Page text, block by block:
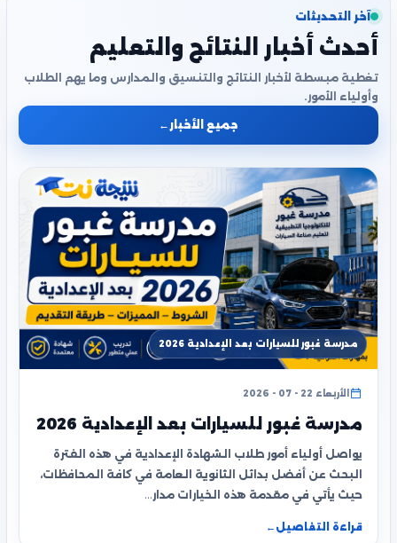
آخر التحديثات
أحدث أخبار النتائج والتعليم
تغطية مبسطة لأخبار النتائج والتنسيق والمدارس وما يهم الطلاب
وأولياء الأمور.
جميع الأخبار ←
مدرسة غبور للسيارات بعد الإعدادية 2026
الأربعاء 22 - 07 - 2026
مدرسة غبور للسيارات بعد الإعدادية 2026
يواصل أولياء أمور طلاب الشهادة الإعدادية في هذه الفترة
البحث عن أفضل بدائل الثانوية العامة في كافة المحافظات،
حيث يأتي في مقدمة هذه الخيارات مدار…
قراءة التفاصيل ←